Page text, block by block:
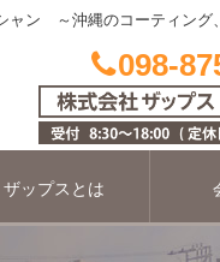
ャン ～沖縄のコーティング
098-
ザップスとは